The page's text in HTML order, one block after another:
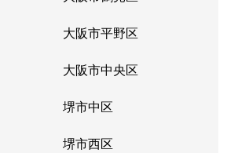
大阪市平野区
大阪市中央区
堺市中区
堺市西区